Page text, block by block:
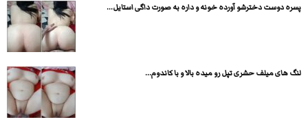
پسره دوست دخترشو آورده خونه و داره به صورت داگی استایل...
لنگ های میلف حشری تپل رو میده بالا و با کاندوم...